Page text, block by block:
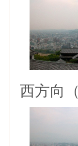
西方向（